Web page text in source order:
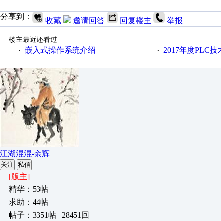
分享到： 收藏 邀请回答 回复楼主 举报
楼主最近还看过
· 嵌入式操作系统介绍 · 2017年度PLC
江湖混混-余辉
关注 私信
[版主]
精华：53帖
求助：44帖
帖子：3351帖 | 28451回